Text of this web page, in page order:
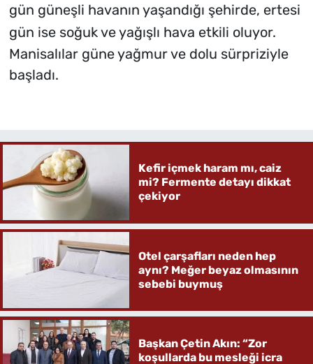
gün güneşli havanın yaşandığı şehirde, ertesi
gün ise soğuk ve yağışlı hava etkili oluyor.
Manisalılar güne yağmur ve dolu sürpriziyle
başladı.
Kefir içmek haram mı, caiz
mi? Fermente detayı dikkat
çekiyor
Otel çarşafları neden hep
aynı? Meğer beyaz olmasının
sebebi buymuş
Başkan Çetin Akın: “Zor
koşullarda bu mesleği icra